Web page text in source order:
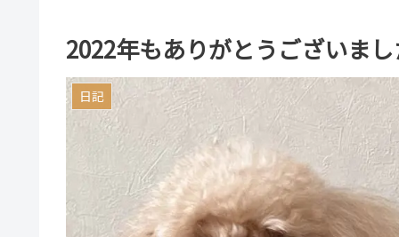
2022年もありがとうございま
日記